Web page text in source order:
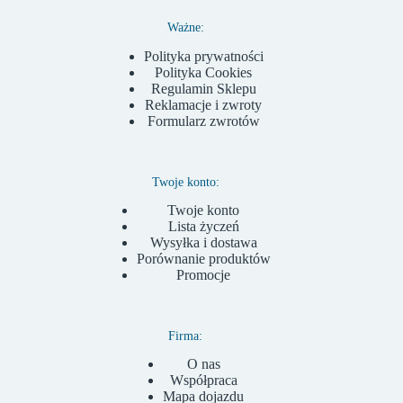
Ważne:
Polityka prywatności
Polityka Cookies
Regulamin Sklepu
Reklamacje i zwroty
Formularz zwrotów
Twoje konto:
Twoje konto
Lista życzeń
Wysyłka i dostawa
Porównanie produktów
Promocje
Firma:
O nas
Współpraca
Mapa dojazdu